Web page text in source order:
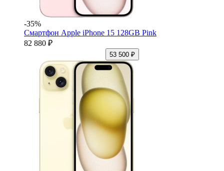
-35%
Смартфон Apple iPhone 15 128GB Pink
82 880 ₽
53 500 ₽